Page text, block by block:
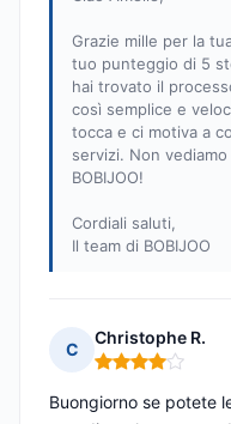
Grazie mille per la
tuo punteggio di 5
hai trovato il
così semplice e
tocca e ci motiva a
servizi. Non
BOBIJOO!
Cordiali saluti,
Il team di BOBIJOO
C
Christophe R.
Nota: 4 su 5
Buongiorno se potete